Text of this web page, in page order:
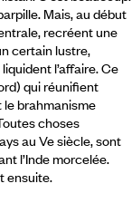
Mais, au début
recréent une
certain lustre,
l’affaire. Ce
qui réunifient
le brahmanisme
choses
au Ve siècle, sont
l’Inde morcelée.
ensuite.